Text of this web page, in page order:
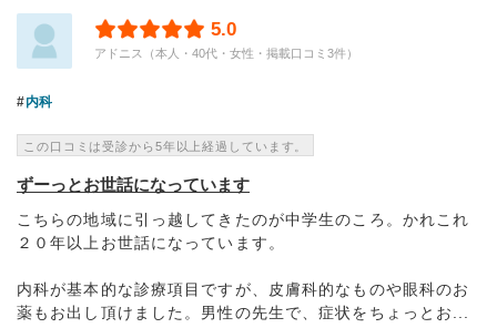
5.0
アドニス（本人・40代・女性・掲載口コミ3件）
内科
この口コミは受診から5年以上経過しています。
ずーっとお世話になっています
こちらの地域に引っ越してきたのが中学生のころ。かれこれ
２０年以上お世話になっています。
内科が基本的な診療項目ですが、皮膚科的なものや眼科のお
薬もお出し頂けました。男性の先生で、症状をちょっとお...